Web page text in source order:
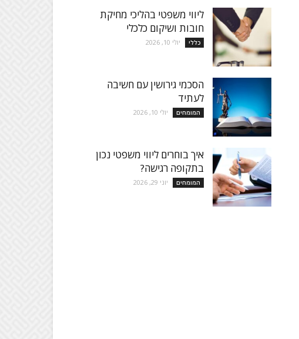
ליווי משפטי בהליכי מחיקת
חובות ושיקום כלכלי
כללי יולי 10, 2026
הסכמי גירושין עם חשיבה
לעתיד
המומחים יולי 10, 2026
איך בוחרים ליווי משפטי נכון
בתקופה רגישה?
המומחים יוני 29, 2026